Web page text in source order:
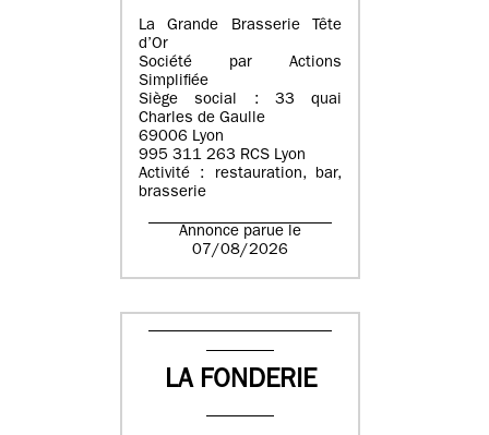
La Grande Brasserie Tête
d’Or
Société par Actions
Simplifiée
Siège social : 33 quai
Charles de Gaulle
69006 Lyon
995 311 263 RCS Lyon
Activité : restauration, bar,
brasserie
Annonce parue le
07/08/2026
LA FONDERIE